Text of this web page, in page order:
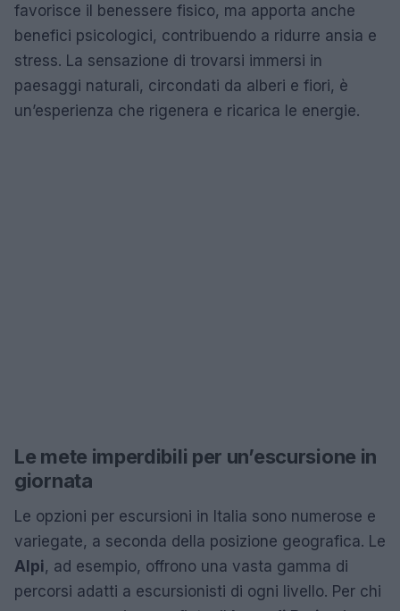
favorisce il benessere fisico, ma apporta anche
benefici psicologici, contribuendo a ridurre ansia e
stress. La sensazione di trovarsi immersi in
paesaggi naturali, circondati da alberi e fiori, è
un’esperienza che rigenera e ricarica le energie.
Le mete imperdibili per un’escursione in
giornata
Le opzioni per escursioni in Italia sono numerose e
variegate, a seconda della posizione geografica. Le
Alpi, ad esempio, offrono una vasta gamma di
percorsi adatti a escursionisti di ogni livello. Per chi